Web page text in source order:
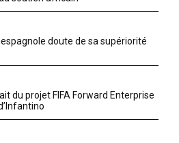
doute de sa supériorité
du projet FIFA Forward Enterprise